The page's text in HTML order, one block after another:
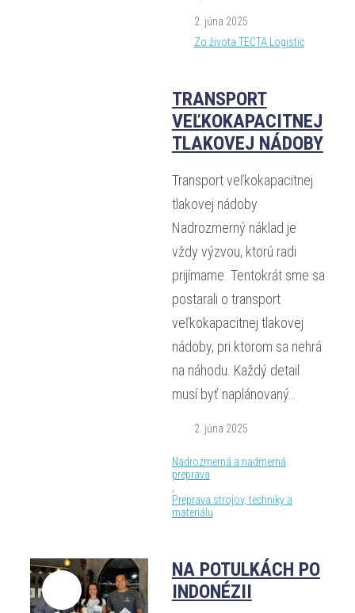
2. júna 2025
Zo života TECTA Logistic
TRANSPORT
VEĽKOKAPACITNEJ
TLAKOVEJ NÁDOBY
Transport veľkokapacitnej
tlakovej nádoby
Nadrozmerný náklad je
vždy výzvou, ktorú radi
prijímame. Tentokrát sme sa
postarali o transport
veľkokapacitnej tlakovej
nádoby, pri ktorom sa nehrá
na náhodu. Každý detail
musí byť naplánovaný…
2. júna 2025
Nadrozmerná a nadmerná
preprava
Preprava strojov, techniky a
materiálu
NA POTULKÁCH PO
INDONÉZII